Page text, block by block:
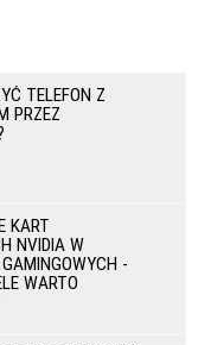
TELEFON Z
PRZEZ
KART
NVIDIA W
-
WARTO